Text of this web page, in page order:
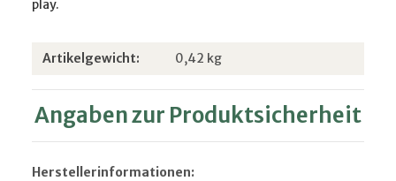
play.
Produkteigenschaft
Wert
Artikelgewicht: 0,42 kg
Angaben zur Produktsicherheit
Herstellerinformationen: